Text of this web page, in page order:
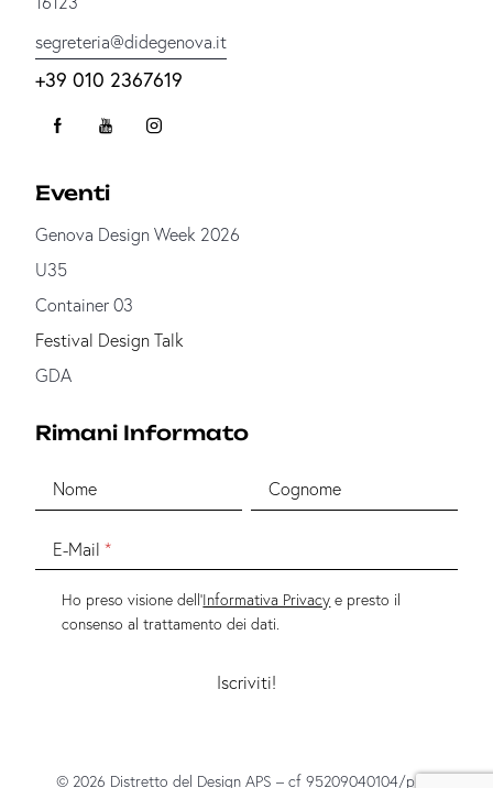
segreteria@didegenova.it
+39 010 2367619
Eventi
Genova Design Week 2026
U35
Container 03
Festival Design Talk
GDA
Rimani Informato
Nome Cognome
E-Mail
Ho preso visione dell'Informativa Privacy e presto il
consenso al trattamento dei dati.
© 2026 Distretto del Design APS – cf 95209040104/p.iva